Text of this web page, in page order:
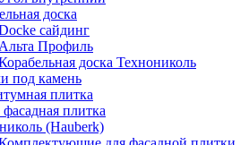
доска
сайдинг
Альта Профиль
доска Технониколь
под камень
плитка
плитка
(Hauberk)